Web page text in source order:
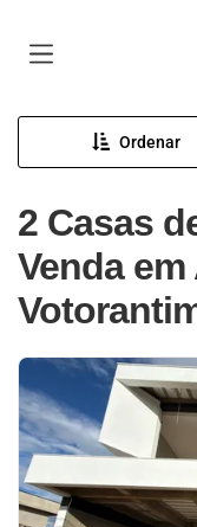
Ordenar
2 Casas
Venda